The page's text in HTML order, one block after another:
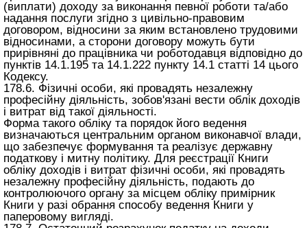
(виплати) доходу за виконання певної роботи та/або
надання послуги згідно з цивільно-правовим
договором, відносини за яким встановлено трудовими
відносинами, а сторони договору можуть бути
прирівняні до працівника чи роботодавця відповідно до
пунктів 14.1.195 та 14.1.222 пункту 14.1 статті 14 цього
Кодексу.
178.6. Фізичні особи, які провадять незалежну
професійну діяльність, зобов'язані вести облік доходів
і витрат від такої діяльності.
Форма такого обліку та порядок його ведення
визначаються центральним органом виконавчої влади,
що забезпечує формування та реалізує державну
податкову і митну політику. Для реєстрації Книги
обліку доходів і витрат фізичні особи, які провадять
незалежну професійну діяльність, подають до
контролюючого органу за місцем обліку примірник
Книги у разі обрання способу ведення Книги у
паперовому вигляді.